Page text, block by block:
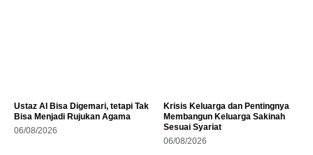
Ustaz AI Bisa Digemari, tetapi Tak
Bisa Menjadi Rujukan Agama
06/08/2026
Krisis Keluarga dan Pentingnya
Membangun Keluarga Sakinah
Sesuai Syariat
06/08/2026